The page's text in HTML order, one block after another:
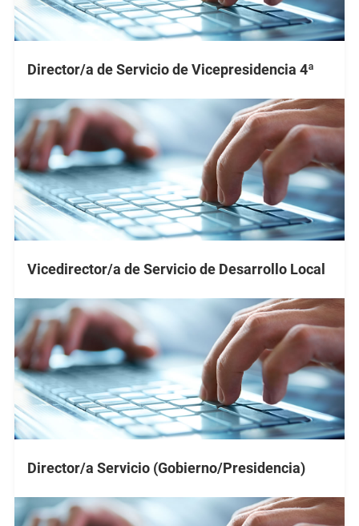
Director/a de Servicio de Vicepresidencia 4ª
Vicedirector/a de Servicio de Desarrollo Local
Director/a Servicio (Gobierno/Presidencia)